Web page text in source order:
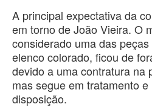
A principal expectativa da
em torno de João Vieira. O
considerado uma das
elenco colorado, ficou de
devido a uma contratura na
mas segue em tratamento
disposição.